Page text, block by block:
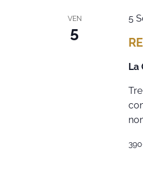
VEN
5
5
La